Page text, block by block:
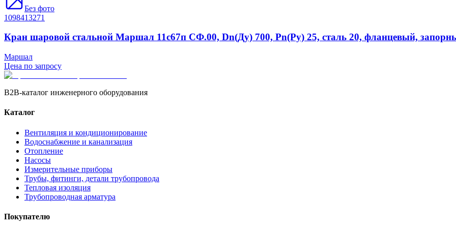
Без фото
1098413271
Кран шаровой стальной Маршал 11с67п СФ.00, Dn(Ду) 700, Рn(Ру) 25, сталь 20, фланцевый,
Маршал
Цена по запросу
B2B-каталог инженерного оборудования
Каталог
Вентиляция и кондиционирование
Водоснабжение и канализация
Отопление
Насосы
Измерительные приборы
Трубы, фитинги, детали трубопровода
Тепловая изоляция
Трубопроводная арматура
Покупателю